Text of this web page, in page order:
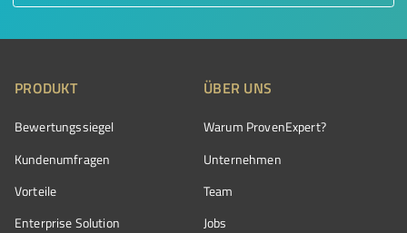
PRODUKT
Bewertungssiegel
Kundenumfragen
Vorteile
Enterprise Solution
ÜBER UNS
Warum ProvenExpert?
Unternehmen
Team
Jobs